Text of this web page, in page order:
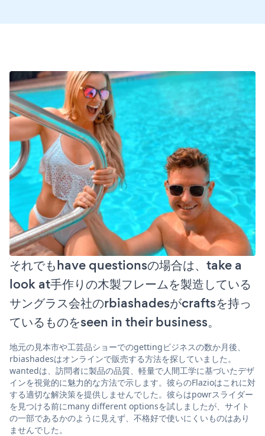
それでもhave questionsの場合は、take a
look at手作りの木製フレームを製造している
サングラス会社のrbiashadesがcraftsを持っ
ているものをseen in their business。
地元の見本市や工芸品ショーでのgettingビジネスの数か月後、
rbiashadesはオンラインで販売する方法を探していました。
wantedは、訪問者に製品の品質、軽量で人間工学に基づいたデザ
インを視覚的に魅力的な方法で示します。彼らのFlazioはこれに対
する適切な解決策を提供しませんでした。彼らはpowrスライダー
を見つける前にmany different optionsを試しましたが、サイト
の一部であるかのように見えず、不格好で使いにくいものはあり
ませんでした。